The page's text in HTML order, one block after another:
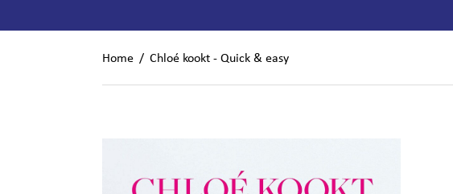
Home / Chloé kookt - Quick & easy